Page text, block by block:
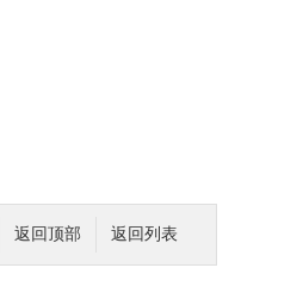
返回列表
返回顶部